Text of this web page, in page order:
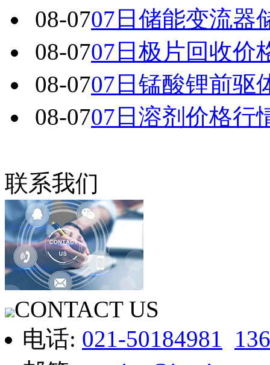
08-0707日储能变流器
08-0707日极片回收价
08-0707日锰酸锂前驱
08-0707日溶剂价格行
联系我们
CONTACT US
电话: 021-50184981